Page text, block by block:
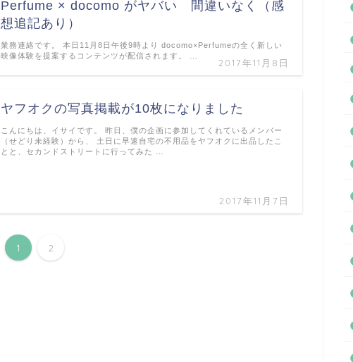
Perfume × docomo がヤバい 間違いなく（感
想追記あり）
2017年11月8日
業務連絡です。 本日11月8日午後9時より docomo×Perfumeの全く新しい
映像体験を提案するコンテンツが配信されます。 …
ヤフオクの写真掲載が10枚になりました
2017年11月7日
こんにちは、イサイです。 昨日、僕の企画に参加してくれているメンバー
（せどり未経験）から、 土日に早速自宅の不用品をヤフオクに出品したこ
とと、セカンドストリートに行ってみた …
1 2